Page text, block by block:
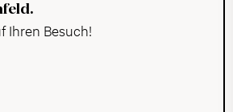
Ihren Besuch!